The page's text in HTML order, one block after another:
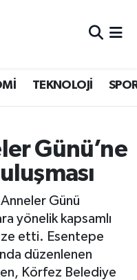
TEKNOLOJİ
Günü’ne
Günü
yönelik kapsamlı
etti. Esentepe
düzenlenen
Körfez Belediye
Fikstür